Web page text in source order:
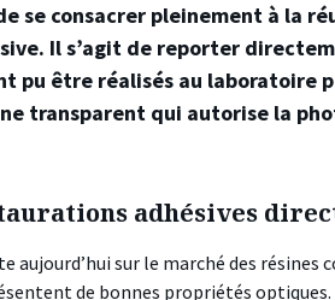
se consacrer pleinement à la
Il s’agit de reporter
pu être réalisés au laboratoire
transparent qui autorise la
adhésives
aujourd’hui sur le marché des
de bonnes propriétés